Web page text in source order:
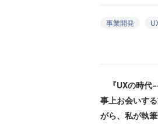
事業開発
『UXの時代
事上お会いす
がら、私が執